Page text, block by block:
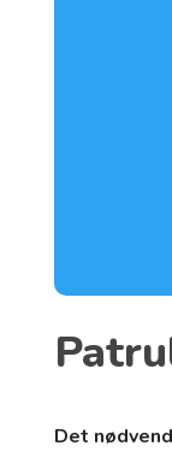
Det